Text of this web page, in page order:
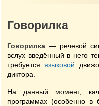
Говорилка
Говорилка — речевой
вслух введённый в него
требуетсяязыковой
диктора.
На данный момент,
программах (особенно в